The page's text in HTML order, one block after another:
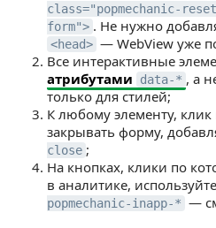
class="popmechanic-
form"> . Не нужно
<head> — WebView уже
Все интерактивные
атрибутами
data-* , а
только для стилей;
К любому элементу,
закрывать форму,
close ;
На кнопках, клики по
в аналитике,
popmechanic-inapp-* —